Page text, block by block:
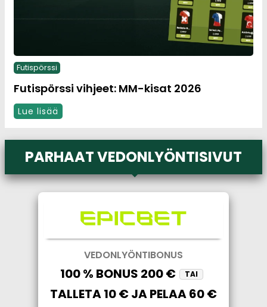
Futispörssi
Futispörssi vihjeet: MM-kisat 2026
Lue lisää
PARHAAT VEDONLYÖNTISIVUT
VEDONLYÖNTIBONUS
100 % BONUS 200 € TAI
TALLETA 10 € JA PELAA 60 €